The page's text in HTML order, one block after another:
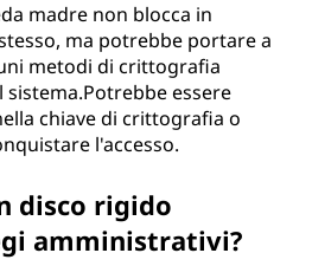
madre non blocca in
ma potrebbe portare a
metodi di crittografia
essere
chiave di crittografia o
l'accesso.
disco rigido
amministrativi?